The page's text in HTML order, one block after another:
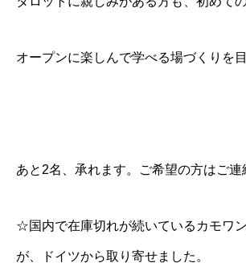
オープンに楽しんで学べる場づくりを
あと2名、承れます。ご希望の方はご連
☆国内で在庫切れが続いているカモワ
が、ドイツから取り寄せました。